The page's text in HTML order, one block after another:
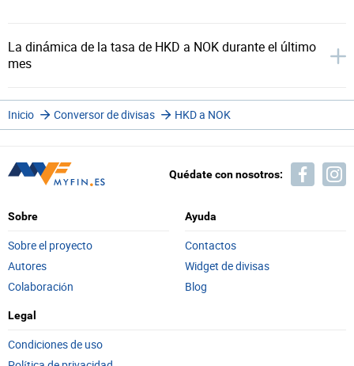
La dinámica de la tasa de HKD a NOK durante el último
mes
Inicio Conversor de divisas HKD a NOK
Quédate con nosotros:
Sobre
Sobre el proyecto
Autores
Colaboración
Ayuda
Contactos
Widget de divisas
Blog
Legal
Condiciones de uso